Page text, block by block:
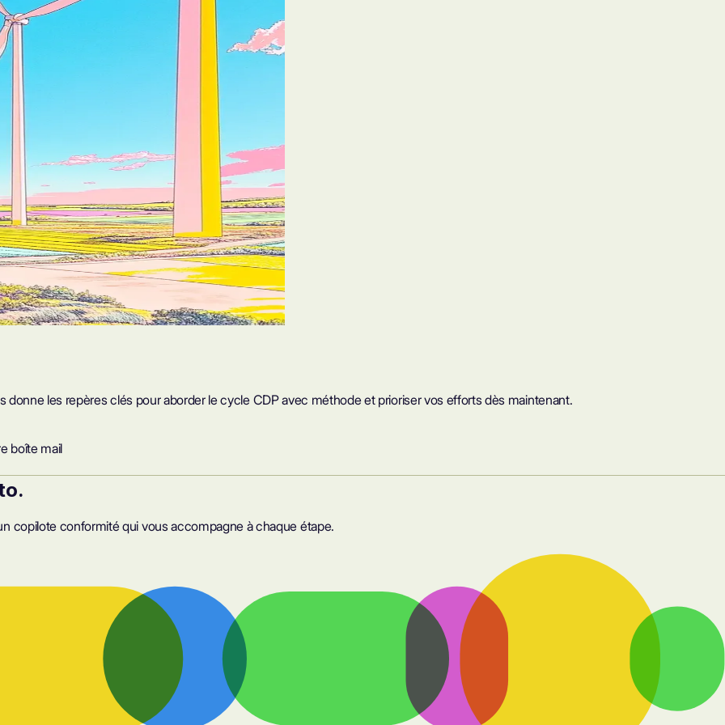
les repères clés pour aborder le cycle CDP avec méthode et prioriser vos efforts dès maintenant.
boîte mail
copilote conformité qui vous accompagne à chaque étape.